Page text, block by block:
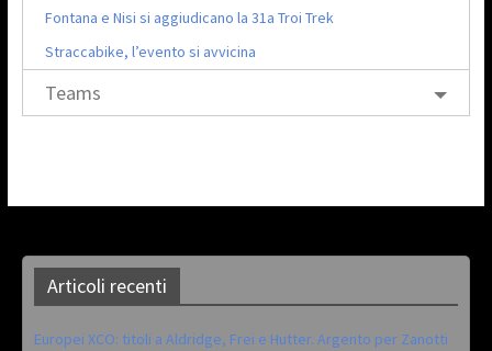
Fontana e Nisi si aggiudicano la 31a Troi Trek
Straccabike, l’evento si avvicina
Teams
Articoli recenti
Europei XCO: titoli a Aldridge, Frei e Hutter. Argento per Zanotti